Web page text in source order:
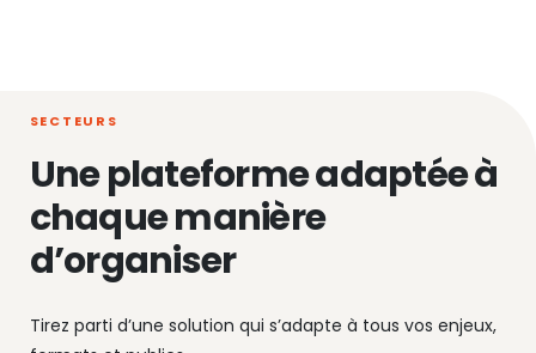
SECTEURS
Une plateforme adaptée à
chaque manière
d’organiser
Tirez parti d’une solution qui s’adapte à tous vos enjeux,